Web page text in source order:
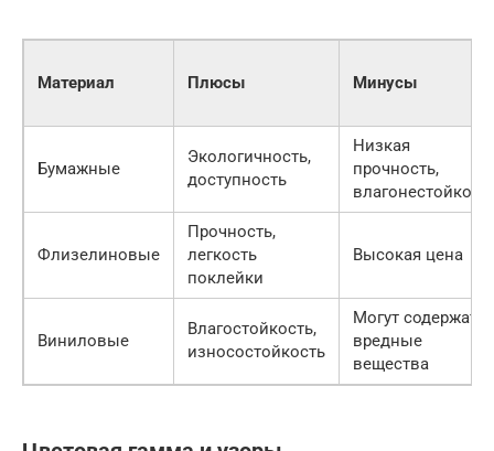
Материал Плюсы Минусы
Бумажные
Экологичность,
доступность
Низкая
прочность,
Флизелиновые
Прочность,
легкость
поклейки
Высокая цена
Виниловые
Влагостойкость,
износостойкость
Могут содержать
вредные
вещества